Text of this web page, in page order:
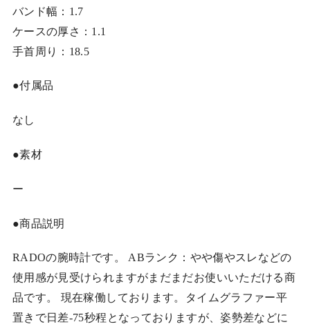
バンド幅：1.7
ケースの厚さ：1.1
手首周り：18.5
●付属品
なし
●素材
ー
●商品説明
RADOの腕時計です。 ABランク：やや傷やスレなどの
使用感が見受けられますがまだまだお使いいただける商
品です。 現在稼働しております。タイムグラファー平
置きで日差-75秒程となっておりますが、姿勢差などに